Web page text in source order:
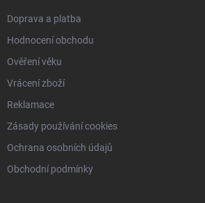
Doprava a platba
Hodnocení obchodu
Ověření věku
Vrácení zboží
Reklamace
Zásady používání cookies
Ochrana osobních údajů
Obchodní podmínky